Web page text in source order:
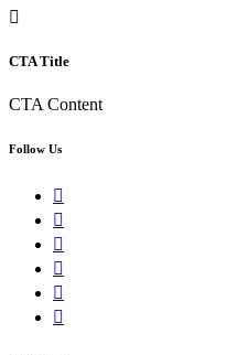
CTA Title
CTA Content
Follow Us